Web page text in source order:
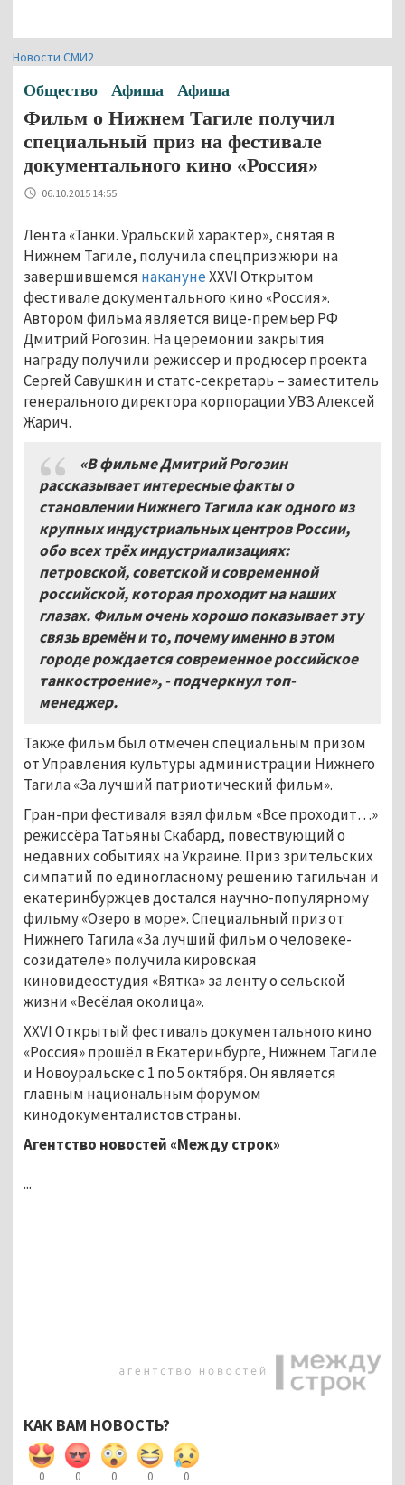
Новости СМИ2
Общество Афиша Афиша
Фильм о Нижнем Тагиле получил
специальный приз на фестивале
документального кино «Россия»
06.10.2015 14:55
Лента «Танки. Уральский характер», снятая в
Нижнем Тагиле, получила спецприз жюри на
завершившемся наканунеXXVI Открытом
фестивале документального кино «Россия».
Автором фильма является вице-премьер РФ
Дмитрий Рогозин. На церемонии закрытия
награду получили режиссер и продюсер проекта
Сергей Савушкин и статс-секретарь – заместитель
генерального директора корпорации УВЗ Алексей
Жарич.
«В фильме Дмитрий Рогозин
рассказывает интересные факты о
становлении Нижнего Тагила как одного из
крупных индустриальных центров России,
обо всех трёх индустриализациях:
петровской, советской и современной
российской, которая проходит на наших
глазах. Фильм очень хорошо показывает эту
связь времён и то, почему именно в этом
городе рождается современное российское
танкостроение», - подчеркнул топ-
менеджер.
Также фильм был отмечен специальным призом
от Управления культуры администрации Нижнего
Тагила «За лучший патриотический фильм».
Гран-при фестиваля взял фильм «Все проходит…»
режиссёра Татьяны Скабард, повествующий о
недавних событиях на Украине. Приз зрительских
симпатий по единогласному решению тагильчан и
екатеринбуржцев достался научно-популярному
фильму «Озеро в море». Специальный приз от
Нижнего Тагила «За лучший фильм о человеке-
созидателе» получила кировская
киновидеостудия «Вятка» за ленту о сельской
жизни «Весёлая околица».
XXVI Открытый фестиваль документального кино
«Россия» прошёл в Екатеринбурге, Нижнем Тагиле
и Новоуральске с 1 по 5 октября. Он является
главным национальным форумом
кинодокументалистов страны.
Агентство новостей «Между строк»
...
КАК ВАМ НОВОСТЬ?
0 0 0 0 0